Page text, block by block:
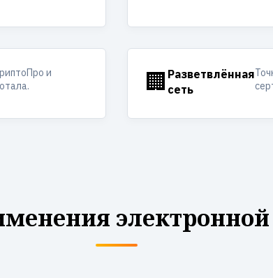
и
🏢 Разветвлённая
сеть